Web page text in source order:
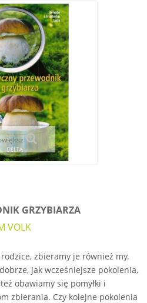
GRZYBIARZA
VOLK
zbieramy je również my.
jak wcześniejsze pokolenia,
obawiamy się pomyłki i
zbierania. Czy kolejne pokolenia